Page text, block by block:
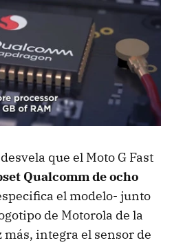
que el Moto G Fast
Qualcomm de ocho
el modelo- junto
de Motorola de la
integra el sensor de